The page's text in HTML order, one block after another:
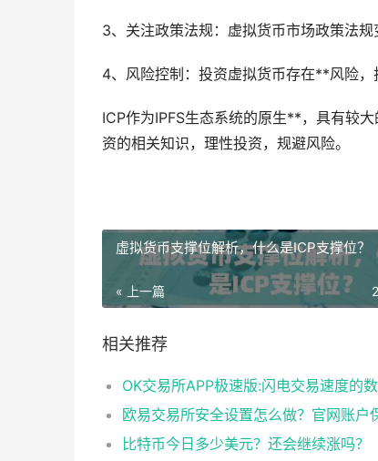
3、关注政策法规：虚拟货币市场政策法
4、风险控制：投资虚拟货币存在**风险，
ICP作为IPFS生态系统的原生**，具有较
资的相关知识，理性投资，规避风险。
虚拟货币支撑位解析，什么是ICP支撑位？
« 上一篇
相关推荐
比特币今日多少美元？还会继续涨吗？​